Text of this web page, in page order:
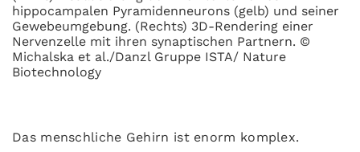
hippocampalen Pyramidenneurons (gelb) und seiner
Gewebeumgebung. (Rechts) 3D-Rendering einer
Nervenzelle mit ihren synaptischen Partnern. ©
Michalska et al./Danzl Gruppe ISTA/ Nature
Biotechnology
Das menschliche Gehirn ist enorm komplex.